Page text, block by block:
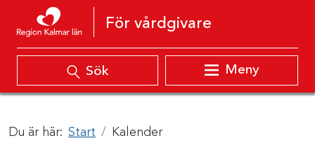
Hoppa till innehåll
För vårdgivare
Sök Meny
Du är här: Start Kalender